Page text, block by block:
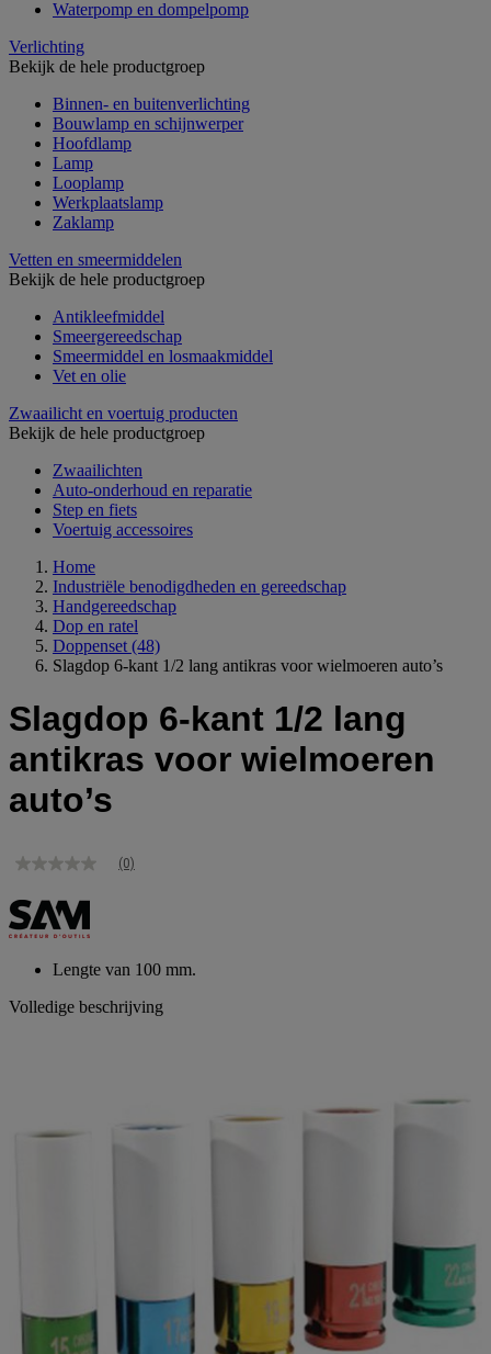
Waterpomp en dompelpomp
Verlichting
Bekijk de hele productgroep
Binnen- en buitenverlichting
Bouwlamp en schijnwerper
Hoofdlamp
Lamp
Looplamp
Werkplaatslamp
Zaklamp
Vetten en smeermiddelen
Bekijk de hele productgroep
Antikleefmiddel
Smeergereedschap
Smeermiddel en losmaakmiddel
Vet en olie
Zwaailicht en voertuig producten
Bekijk de hele productgroep
Zwaailichten
Auto-onderhoud en reparatie
Step en fiets
Voertuig accessoires
Home
Industriële benodigdheden en gereedschap
Handgereedschap
Dop en ratel
Doppenset (48)
Slagdop 6-kant 1/2 lang antikras voor wielmoeren auto’s
Slagdop 6-kant 1/2 lang
antikras voor wielmoeren
auto’s
Geen
Dezelfde
paginalink.
(0)
Lengte van 100 mm.
Volledige beschrijving